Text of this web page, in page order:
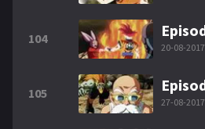
104
20-08-2017
105
27-08-2017